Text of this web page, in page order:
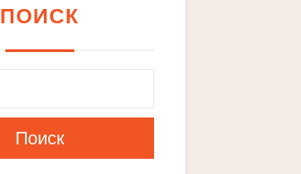
ПОИСК
Поиск